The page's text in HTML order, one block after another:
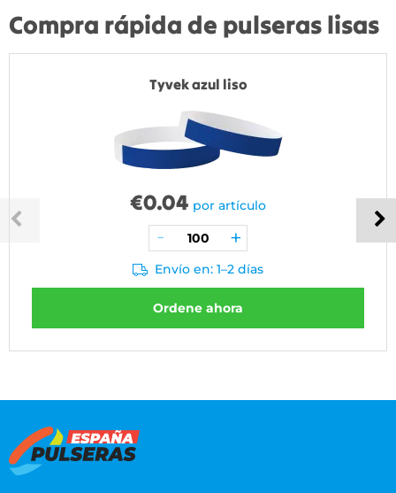
Compra rápida de pulseras lisas
Tyvek azul liso
€0.04 por artículo
Envío en: 1–2 días
Ordene ahora